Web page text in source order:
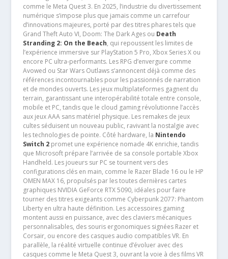
comme le Meta Quest 3. En 2025, l’industrie du divertissement
numérique s’impose plus que jamais comme un carrefour
d’innovations majeures, porté par des titres phares tels que
Grand Theft Auto VI, Doom: The Dark Ages ou Death
Stranding 2: On the Beach, qui repoussent les limites de
l’expérience immersive sur PlayStation 5 Pro, Xbox Series X ou
encore PC ultra-performants. Les RPG d’envergure comme
Avowed ou Star Wars Outlaws s’annoncent déjà comme des
références incontournables pour les passionnés de narration
et de mondes ouverts. Les jeux multiplateformes gagnent du
terrain, garantissant une interopérabilité totale entre console,
mobile et PC, tandis que le cloud gaming révolutionne l’accès
aux jeux AAA sans matériel physique. Les remakes de jeux
cultes séduisent un nouveau public, ravivant la nostalgie avec
les technologies de pointe. Côté hardware, la Nintendo
Switch 2promet une expérience nomade 4K enrichie, tandis
que Microsoft prépare l’arrivée de sa console portable Xbox
Handheld. Les joueurs sur PC se tournent vers des
configurations clés en main, comme le Razer Blade 16 ou le HP
OMEN MAX 16, propulsés par les toutes dernières cartes
graphiques NVIDIA GeForce RTX 5090, idéales pour faire
tourner des titres exigeants comme Cyberpunk 2077: Phantom
Liberty en ultra haute définition. Les accessoires gaming
montent aussi en puissance, avec des claviers mécaniques
personnalisables, des souris ergonomiques signées Razer et
Corsair, ou encore des casques audio compatibles VR. En
parallèle, la réalité virtuelle continue d’évoluer avec des
casques comme le Meta Quest 3, ouvrant la voie à des films VR